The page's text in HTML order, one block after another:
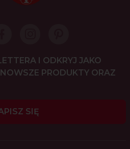
I ODKRYJ JAKO
PRODUKTY ORAZ
SIĘ